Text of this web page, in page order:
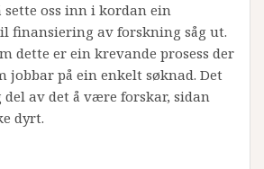
sette oss inn i kordan ein
finansiering av forskning såg ut.
dette er ein krevande prosess der
jobbar på ein enkelt søknad. Det
av det å være forskar, sidan
dyrt.